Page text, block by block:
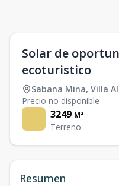
Solar de
ecoturistico
Sabana Mina, Villa
Precio no disponible
3249 M²
Terreno
Resumen